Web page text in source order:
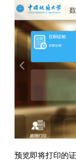
预览即将打印的